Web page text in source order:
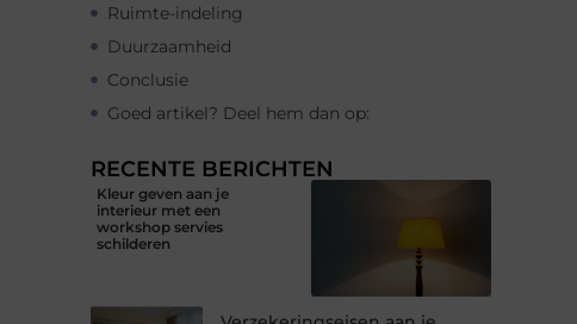
Ruimte-indeling
Duurzaamheid
Conclusie
Goed artikel? Deel hem dan op:
RECENTE BERICHTEN
Kleur geven aan je
interieur met een
workshop servies
schilderen